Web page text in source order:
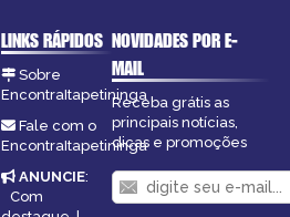
LINKS RÁPIDOS
Sobre
EncontraItapetininga
Fale com o
EncontraItapetininga
ANUNCIE:
Com
NOVIDADES POR E-
MAIL
Receba grátis as
principais notícias,
dicas e promoções